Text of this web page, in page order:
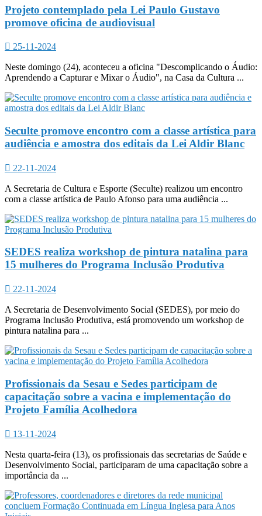
Projeto contemplado pela Lei Paulo Gustavo
promove oficina de audiovisual
25-11-2024
Neste domingo (24), aconteceu a oficina "Descomplicando o Áudio:
Aprendendo a Capturar e Mixar o Áudio", na Casa da Cultura ...
Seculte promove encontro com a classe artística para
audiência e amostra dos editais da Lei Aldir Blanc
22-11-2024
A Secretaria de Cultura e Esporte (Seculte) realizou um encontro
com a classe artística de Paulo Afonso para uma audiência ...
SEDES realiza workshop de pintura natalina para
15 mulheres do Programa Inclusão Produtiva
22-11-2024
A Secretaria de Desenvolvimento Social (SEDES), por meio do
Programa Inclusão Produtiva, está promovendo um workshop de
pintura natalina para ...
Profissionais da Sesau e Sedes participam de
capacitação sobre a vacina e implementação do
Projeto Família Acolhedora
13-11-2024
Nesta quarta-feira (13), os profissionais das secretarias de Saúde e
Desenvolvimento Social, participaram de uma capacitação sobre a
importância da ...